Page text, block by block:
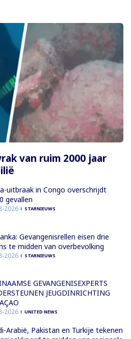
van ruim 2000 jaar
uitbraak in Congo overschrijdt
gevallen
2026 STARNIEUWS
Gevangenisrellen eisen drie
te midden van overbevolking
2026 STARNIEUWS
GEVANGENISEXPERTS
JEUGDINRICHTING
2026 UNITED NEWS
Arabië, Pakistan en Turkije tekenen